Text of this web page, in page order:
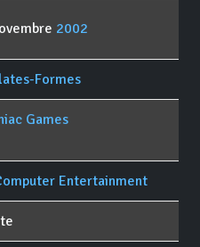
2002
Formes
Games
Entertainment